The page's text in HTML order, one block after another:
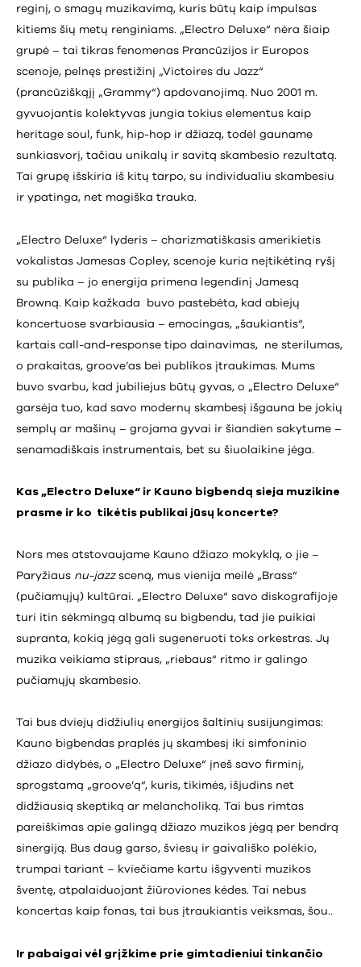
reginį, o smagų muzikavimą, kuris būtų kaip impulsas
kitiems šių metų renginiams. „Electro Deluxe“ nėra šiaip
grupė – tai tikras fenomenas Prancūzijos ir Europos
scenoje, pelnęs prestižinį „Victoires du Jazz“
(prancūziškąjį „Grammy“) apdovanojimą. Nuo 2001 m.
gyvuojantis kolektyvas jungia tokius elementus kaip
heritage soul, funk, hip-hop ir džiazą, todėl gauname
sunkiasvorį, tačiau unikalų ir savitą skambesio rezultatą.
Tai grupę išskiria iš kitų tarpo, su individualiu skambesiu
ir ypatinga, net magiška trauka.
„Electro Deluxe“ lyderis – charizmatiškasis amerikietis
vokalistas Jamesas Copley, scenoje kuria neįtikėtiną ryšį
su publika – jo energija primena legendinį Jamesą
Browną. Kaip kažkada buvo pastebėta, kad abiejų
koncertuose svarbiausia – emocingas, „šaukiantis“,
kartais call-and-response tipo dainavimas, ne sterilumas,
o prakaitas, groove’as bei publikos įtraukimas. Mums
buvo svarbu, kad jubiliejus būtų gyvas, o „Electro Deluxe“
garsėja tuo, kad savo modernų skambesį išgauna be jokių
semplų ar mašinų – grojama gyvai ir šiandien sakytume –
senamadiškais instrumentais, bet su šiuolaikine jėga.
Kas „Electro Deluxe“ ir Kauno bigbendą sieja muzikine
prasme ir ko tikėtis publikai jūsų koncerte?
Nors mes atstovaujame Kauno džiazo mokyklą, o jie –
Paryžiaus nu-jazzsceną, mus vienija meilė „Brass“
(pučiamųjų) kultūrai. „Electro Deluxe“ savo diskografijoje
turi itin sėkmingą albumą su bigbendu, tad jie puikiai
supranta, kokią jėgą gali sugeneruoti toks orkestras. Jų
muzika veikiama stipraus, „riebaus“ ritmo ir galingo
pučiamųjų skambesio.
Tai bus dviejų didžiulių energijos šaltinių susijungimas:
Kauno bigbendas praplės jų skambesį iki simfoninio
džiazo didybės, o „Electro Deluxe“ įneš savo firminį,
sprogstamą „groove’ą“, kuris, tikimės, išjudins net
didžiausią skeptiką ar melancholiką. Tai bus rimtas
pareiškimas apie galingą džiazo muzikos jėgą per bendrą
sinergiją. Bus daug garso, šviesų ir gaivališko polėkio,
trumpai tariant – kviečiame kartu išgyventi muzikos
šventę, atpalaiduojant žiūroviones kėdes. Tai nebus
koncertas kaip fonas, tai bus įtraukiantis veiksmas, šou..
Ir pabaigai vėl grįžkime prie gimtadieniui tinkančio